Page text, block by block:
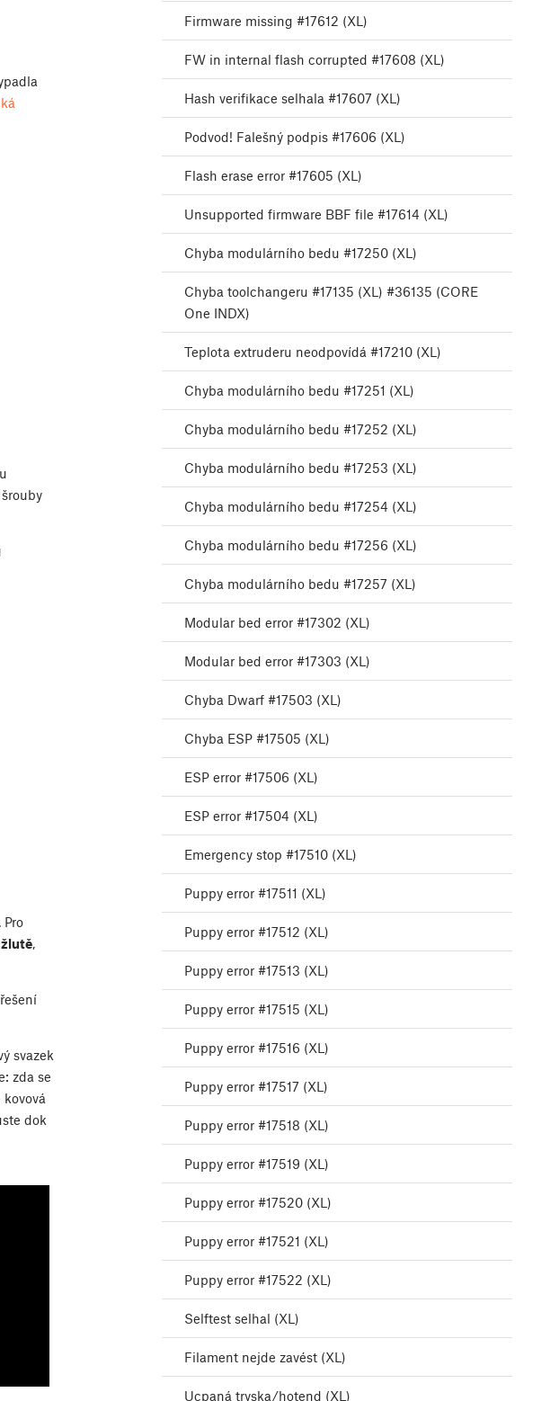
žlutě,
svazek
zda se
dok
Firmware missing #17612 (XL)
FW in internal flash corrupted #17608 (XL)
Hash verifikace selhala #17607 (XL)
Podvod! Falešný podpis #17606 (XL)
Flash erase error #17605 (XL)
Unsupported firmware BBF file #17614 (XL)
Chyba modulárního bedu #17250 (XL)
Chyba toolchangeru #17135 (XL) #36135 (CORE
One INDX)
Teplota extruderu neodpovídá #17210 (XL)
Chyba modulárního bedu #17251 (XL)
Chyba modulárního bedu #17252 (XL)
Chyba modulárního bedu #17253 (XL)
Chyba modulárního bedu #17254 (XL)
Chyba modulárního bedu #17256 (XL)
Chyba modulárního bedu #17257 (XL)
Modular bed error #17302 (XL)
Modular bed error #17303 (XL)
Chyba Dwarf #17503 (XL)
Chyba ESP #17505 (XL)
ESP error #17506 (XL)
ESP error #17504 (XL)
Emergency stop #17510 (XL)
Puppy error #17511 (XL)
Puppy error #17512 (XL)
Puppy error #17513 (XL)
Puppy error #17515 (XL)
Puppy error #17516 (XL)
Puppy error #17517 (XL)
Puppy error #17518 (XL)
Puppy error #17519 (XL)
Puppy error #17520 (XL)
Puppy error #17521 (XL)
Puppy error #17522 (XL)
Selftest selhal (XL)
Filament nejde zavést (XL)
Ucpaná tryska/hotend (XL)